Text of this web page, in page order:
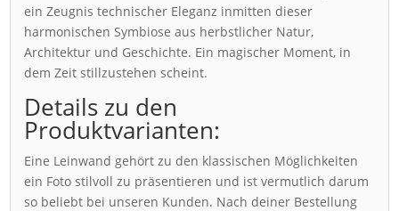
ein Zeugnis technischer Eleganz inmitten dieser
harmonischen Symbiose aus herbstlicher Natur,
Architektur und Geschichte. Ein magischer Moment, in
dem Zeit stillzustehen scheint.
Details zu den
Produktvarianten:
Eine Leinwand gehört zu den klassischen Möglichkeiten
ein Foto stilvoll zu präsentieren und ist vermutlich darum
so beliebt bei unseren Kunden. Nach deiner Bestellung